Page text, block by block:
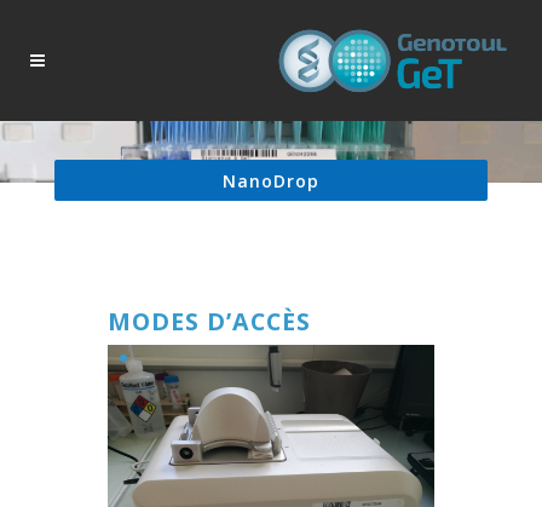
NanoDrop
MODES D’ACCÈS